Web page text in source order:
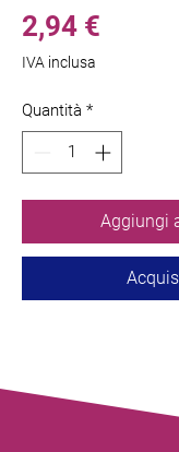
2,94 €
IVA inclusa
Quantità *
Aggiungi